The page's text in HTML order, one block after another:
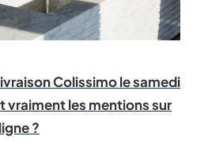
Colissimo le samedi
vraiment les mentions sur
?